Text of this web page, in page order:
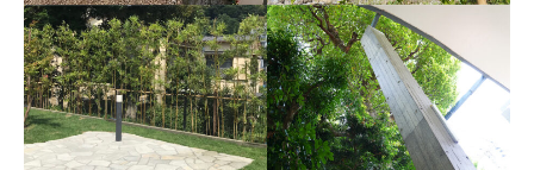
浴室の雰囲気を格上げ 共